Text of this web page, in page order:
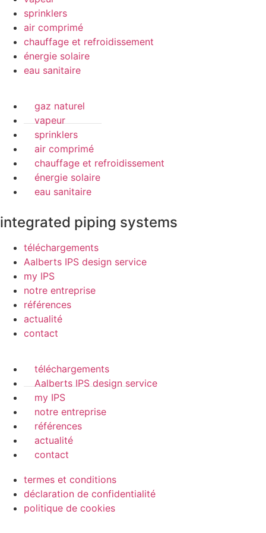
sprinklers
air comprimé
chauffage et refroidissement
énergie solaire
eau sanitaire
gaz naturel
vapeur
sprinklers
air comprimé
chauffage et refroidissement
énergie solaire
eau sanitaire
integrated piping systems
téléchargements
Aalberts IPS design service
my IPS
notre entreprise
références
actualité
contact
téléchargements
Aalberts IPS design service
my IPS
notre entreprise
références
actualité
contact
termes et conditions
déclaration de confidentialité
politique de cookies